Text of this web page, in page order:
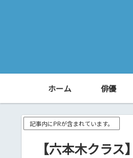
ホーム 俳優
記事内にPRが含まれています。
【六本木クラ